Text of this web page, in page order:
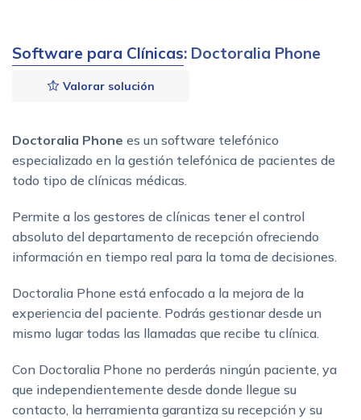
Software para Clínicas: Doctoralia Phone
Valorar solución
Doctoralia Phone es un software telefónico
especializado en la gestión telefónica de pacientes de
todo tipo de clínicas médicas.
Permite a los gestores de clínicas tener el control
absoluto del departamento de recepción ofreciendo
información en tiempo real para la toma de decisiones.
Doctoralia Phone está enfocado a la mejora de la
experiencia del paciente. Podrás gestionar desde un
mismo lugar todas las llamadas que recibe tu clínica.
Con Doctoralia Phone no perderás ningún paciente, ya
que independientemente desde donde llegue su
contacto, la herramienta garantiza su recepción y su